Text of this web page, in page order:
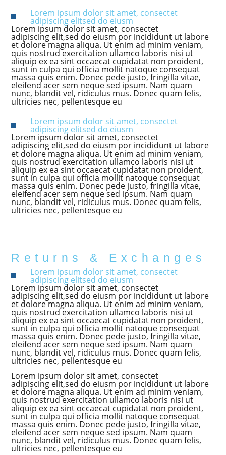
Lorem ipsum dolor sit amet, consectet
adipiscing elitsed do eiusm
Lorem ipsum dolor sit amet, consectet
adipiscing elit,sed do eiusm por incididunt ut labore
et dolore magna aliqua. Ut enim ad minim veniam,
quis nostrud exercitation ullamco laboris nisi ut
aliquip ex ea sint occaecat cupidatat non proident,
sunt in culpa qui officia mollit natoque consequat
massa quis enim. Donec pede justo, fringilla vitae,
eleifend acer sem neque sed ipsum. Nam quam
nunc, blandit vel, ridiculus mus. Donec quam felis,
ultricies nec, pellentesque eu
Lorem ipsum dolor sit amet, consectet
adipiscing elitsed do eiusm
Lorem ipsum dolor sit amet, consectet
adipiscing elit,sed do eiusm por incididunt ut labore
et dolore magna aliqua. Ut enim ad minim veniam,
quis nostrud exercitation ullamco laboris nisi ut
aliquip ex ea sint occaecat cupidatat non proident,
sunt in culpa qui officia mollit natoque consequat
massa quis enim. Donec pede justo, fringilla vitae,
eleifend acer sem neque sed ipsum. Nam quam
nunc, blandit vel, ridiculus mus. Donec quam felis,
ultricies nec, pellentesque eu
Returns & Exchanges
Lorem ipsum dolor sit amet, consectet
adipiscing elitsed do eiusm
Lorem ipsum dolor sit amet, consectet
adipiscing elit,sed do eiusm por incididunt ut labore
et dolore magna aliqua. Ut enim ad minim veniam,
quis nostrud exercitation ullamco laboris nisi ut
aliquip ex ea sint occaecat cupidatat non proident,
sunt in culpa qui officia mollit natoque consequat
massa quis enim. Donec pede justo, fringilla vitae,
eleifend acer sem neque sed ipsum. Nam quam
nunc, blandit vel, ridiculus mus. Donec quam felis,
ultricies nec, pellentesque eu
Lorem ipsum dolor sit amet, consectet
adipiscing elit,sed do eiusm por incididunt ut labore
et dolore magna aliqua. Ut enim ad minim veniam,
quis nostrud exercitation ullamco laboris nisi ut
aliquip ex ea sint occaecat cupidatat non proident,
sunt in culpa qui officia mollit natoque consequat
massa quis enim. Donec pede justo, fringilla vitae,
eleifend acer sem neque sed ipsum. Nam quam
nunc, blandit vel, ridiculus mus. Donec quam felis,
ultricies nec, pellentesque eu